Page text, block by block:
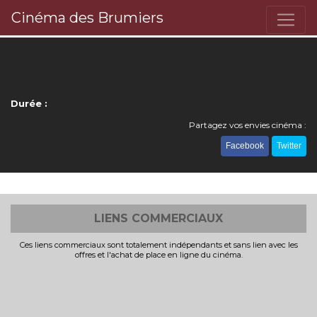
Cinéma des Brumiers
Durée :
Partagez vos envies cinéma :
Facebook Twitter
LIENS COMMERCIAUX
Ces liens commerciaux sont totalement indépendants et sans lien avec les
offres et l'achat de place en ligne du cinéma.